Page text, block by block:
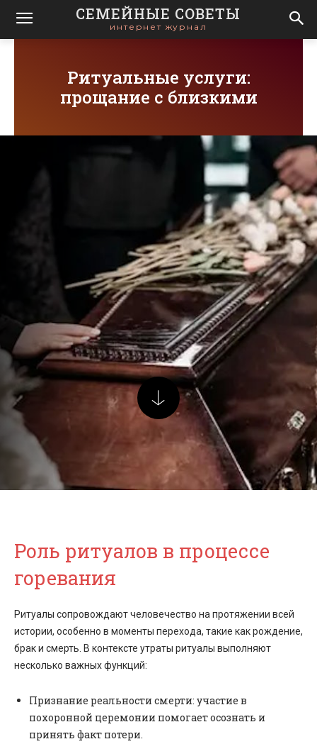
СЕМЕЙНЫЕ СОВЕТЫ
интернет журнал
Ритуальные услуги:
прощание с близкими
Роль ритуалов в процессе
горевания
Ритуалы сопровождают человечество на протяжении всей
истории, особенно в моменты перехода, такие как рождение,
брак и смерть. В контексте утраты ритуалы выполняют
несколько важных функций:
Признание реальности смерти: участие в
похоронной церемонии помогает осознать и
принять факт потери.